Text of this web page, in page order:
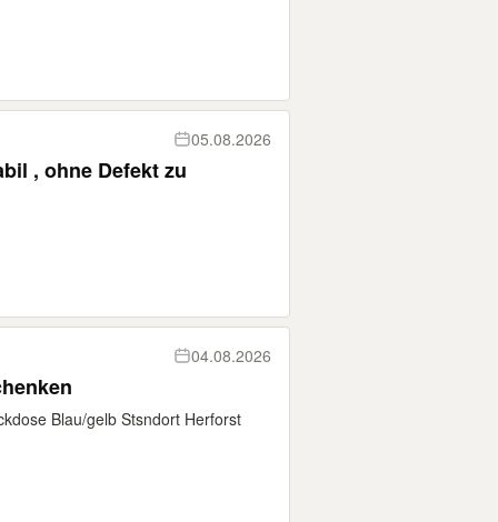
05.08.2026
, ohne Defekt zu
04.08.2026
Blau/gelb Stsndort Herforst